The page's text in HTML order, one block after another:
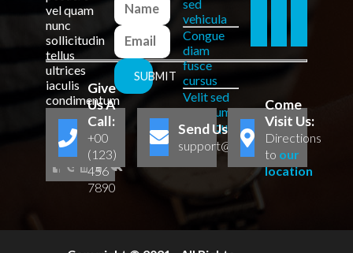
vel quam
nunc
sollicitudin
tellus
ultrices
iaculis
condimentum
felis eros
rutrum
magna [
...]
SUBMIT
sed
vehicula
Congue
diam
fusce
cursus
Velit sed
interdum
consequat
Give
Us A
Call:
+00
(123)
456
7890
Send Us A Mail:
support@domain.com
Come
Visit Us:
Directions
to our
location